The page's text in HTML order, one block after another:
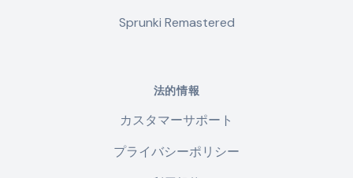
Sprunki Remastered
法的情報
カスタマーサポート
プライバシーポリシー